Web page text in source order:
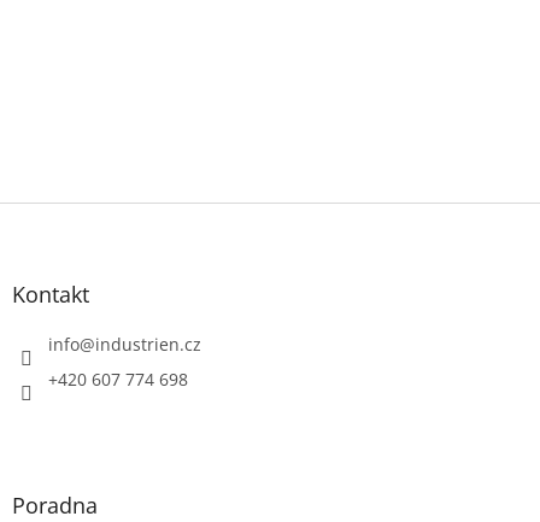
Z
Kontakt
info@industrien.cz
+420 607 774 698
Poradna